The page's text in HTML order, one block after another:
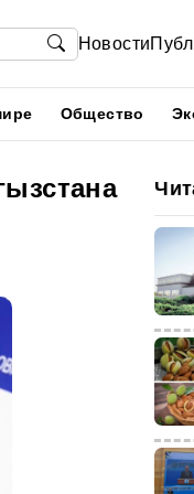
Новости
Общество